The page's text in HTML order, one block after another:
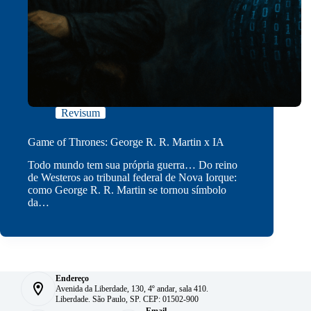
Revisum
Game of Thrones: George R. R. Martin x IA
Todo mundo tem sua própria guerra… Do reino
de Westeros ao tribunal federal de Nova Iorque:
como George R. R. Martin se tornou símbolo
da…
Endereço
Avenida da Liberdade, 130, 4º andar, sala 410.
Liberdade. São Paulo, SP. CEP: 01502-900